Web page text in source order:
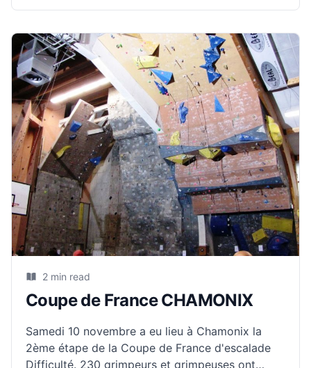
2 min read
Coupe de France CHAMONIX
Samedi 10 novembre a eu lieu à Chamonix la
2ème étape de la Coupe de France d'escalade
Difficulté. 230 grimpeurs et grimpeuses ont